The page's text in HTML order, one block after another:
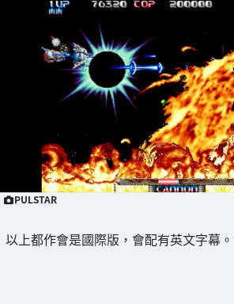
PULSTAR
以上都作會是國際版，會配有英文字幕。